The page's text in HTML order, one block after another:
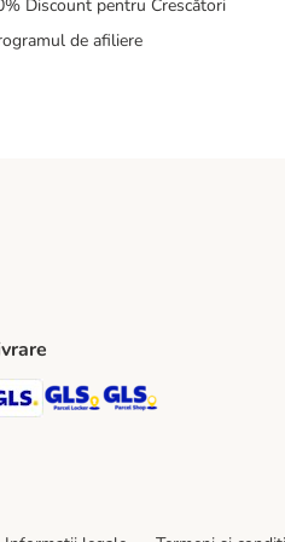
Discount pentru Crescători
de afiliere
GLS Shipping Method
GLS Locker Shipping
GLS Parcel